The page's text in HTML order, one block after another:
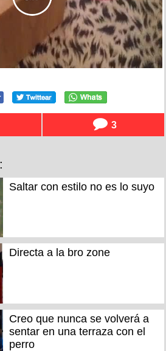
3
Saltar con estilo no es lo suyo
Directa a la bro zone
Creo que nunca se volverá a
sentar en una terraza con el
perro